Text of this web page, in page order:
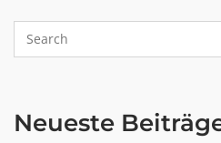
Neueste